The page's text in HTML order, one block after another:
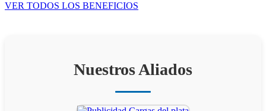
VER TODOS LOS BENEFICIOS
Nuestros Aliados